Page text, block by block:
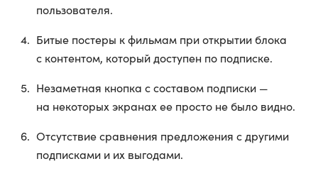
пользователя.
Битые постеры к фильмам при открытии блока
с контентом, который доступен по подписке.
Незаметная кнопка с составом подписки —
на некоторых экранах ее просто не было видно.
Отсутствие сравнения предложения с другими
подписками и их выгодами.